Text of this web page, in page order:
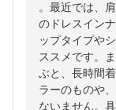
。最近では、
のドレスイン
ップタイプや
ススメです。
ぶと、長時間
ラーのものや
ないません。